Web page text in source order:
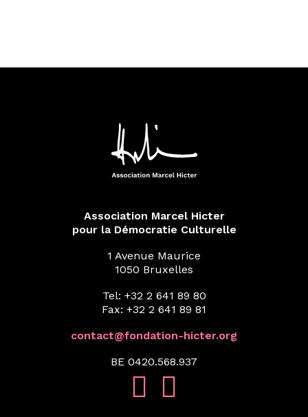
Association Marcel Hicter
pour la Démocratie Culturelle
1 Avenue Maurice
1050 Bruxelles
Tel: +32 2 641 89 80
Fax: +32 2 641 89 81
contact@fondation-hicter.org
BE 0420.568.937